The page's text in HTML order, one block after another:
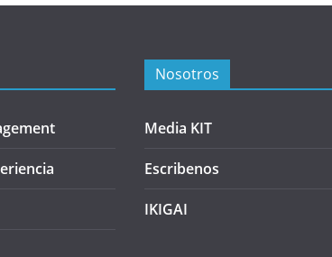
Nosotros
Media KIT
Escribenos
IKIGAI